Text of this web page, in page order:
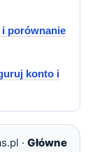
i porównanie
konto i
· Główne